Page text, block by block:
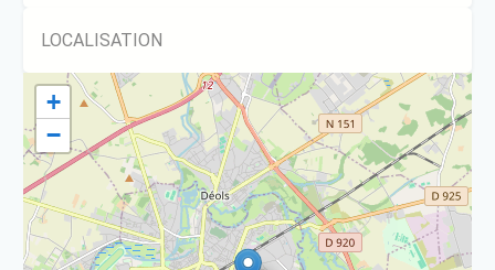
LOCALISATION
+
−